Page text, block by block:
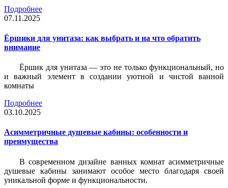
Подробнее
07.11.2025
Ёршики для унитаза: как выбрать и на что обратить
внимание
Ёршик для унитаза — это не только функциональный, но
и важный элемент в создании уютной и чистой ванной
комнаты
Подробнее
03.10.2025
Асимметричные душевые кабины: особенности и
преимущества
В современном дизайне ванных комнат асимметричные
душевые кабины занимают особое место благодаря своей
уникальной форме и функциональности.